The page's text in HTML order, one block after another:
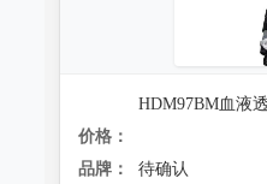
HDM97BM血液
价格：
品牌：
待确认